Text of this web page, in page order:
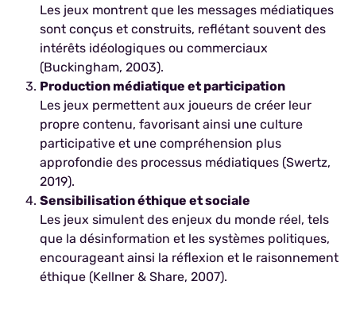
Les jeux montrent que les messages médiatiques
sont conçus et construits, reflétant souvent des
intérêts idéologiques ou commerciaux
(Buckingham, 2003).
Production médiatique et participation
Les jeux permettent aux joueurs de créer leur
propre contenu, favorisant ainsi une culture
participative et une compréhension plus
approfondie des processus médiatiques (Swertz,
2019).
Sensibilisation éthique et sociale
Les jeux simulent des enjeux du monde réel, tels
que la désinformation et les systèmes politiques,
encourageant ainsi la réflexion et le raisonnement
éthique (Kellner & Share, 2007).